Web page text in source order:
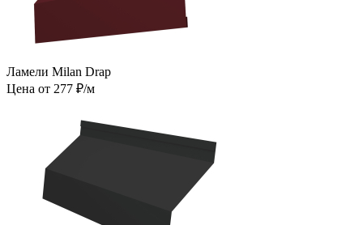
Ламели Milan Drap
Цена от 277 ₽/м